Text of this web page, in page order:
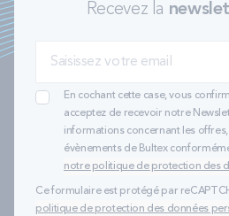
Recevez la
En cochant cette case, vous
acceptez de recevoir notre
informations concernant les
évènements de Bultex
notre politique de protection des
Ce formulaire est protégé par
politique de protection des données